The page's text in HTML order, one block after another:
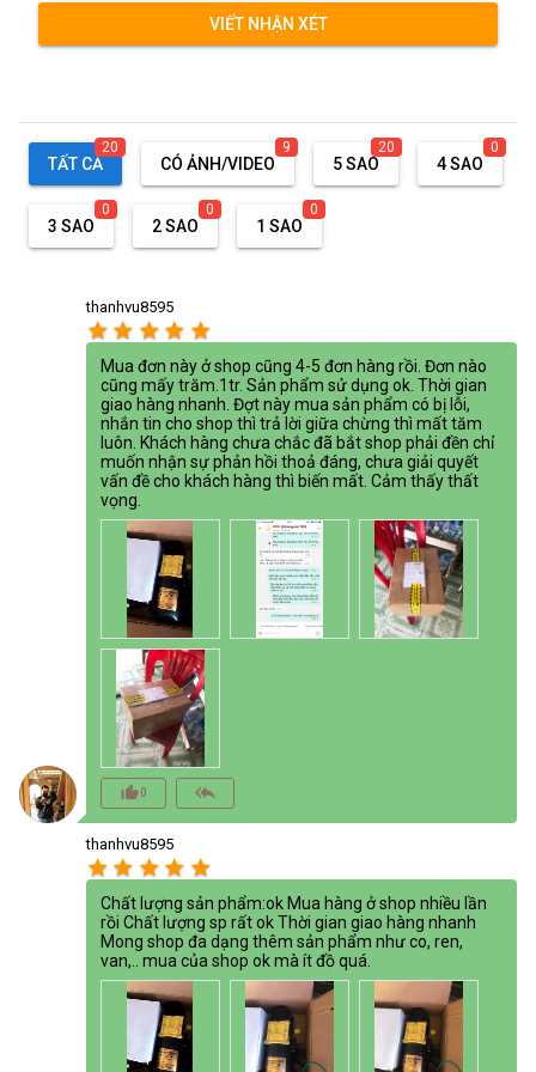
VIẾT NHẬN XÉT
TẤT CẢ
20
CÓ ẢNH/VIDEO
9
5 SAO
20
4 SAO
0
3 SAO
0
2 SAO
0
1 SAO
0
thanhvu8595
star star star star star
Mua đơn này ở shop cũng 4-5 đơn hàng rồi. Đơn nào
cũng mấy trăm.1tr. Sản phẩm sử dụng ok. Thời gian
giao hàng nhanh. Đợt này mua sản phẩm có bị lỗi,
nhắn tin cho shop thì trả lời giữa chừng thì mất tăm
luôn. Khách hàng chưa chắc đã bắt shop phải đền chỉ
muốn nhận sự phản hồi thoả đáng, chưa giải quyết
vấn đề cho khách hàng thì biến mất. Cảm thấy thất
vọng.
thumb_up_alt0 reply_all
thanhvu8595
star star star star star
Chất lượng sản phẩm:ok Mua hàng ở shop nhiều lần
rồi Chất lượng sp rất ok Thời gian giao hàng nhanh
Mong shop đa dạng thêm sản phẩm như co, ren,
van,.. mua của shop ok mà ít đồ quá.